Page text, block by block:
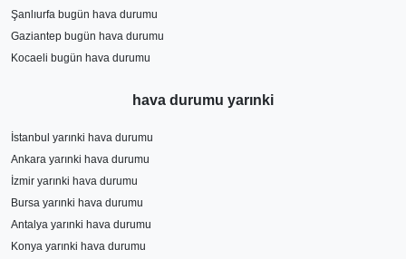
Şanlıurfa bugün hava durumu
Gaziantep bugün hava durumu
Kocaeli bugün hava durumu
hava durumu yarınki
İstanbul yarınki hava durumu
Ankara yarınki hava durumu
İzmir yarınki hava durumu
Bursa yarınki hava durumu
Antalya yarınki hava durumu
Konya yarınki hava durumu